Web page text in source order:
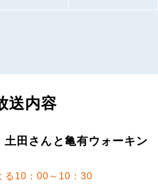
送内容
土田さんと亀有ウォーキン
る10：00～10：30